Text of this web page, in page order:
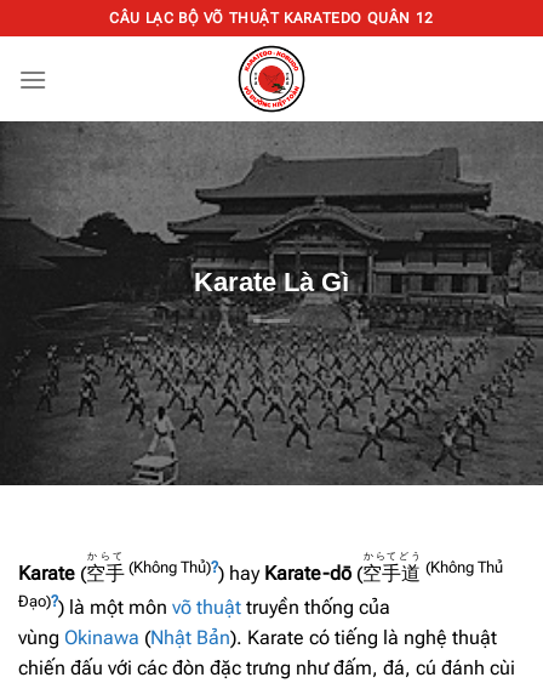
đến
nội
CÂU LẠC BỘ VÕ THUẬT KARATEDO QUÂN 12
Karate Là Gì
Karate (空手
からて
(Không Thủ)?) hay Karate-dō (空手道
からてどう
(Không Thủ
Đạo)?) là một môn võ thuật truyền thống của
vùng Okinawa (Nhật Bản). Karate có tiếng là nghệ thuật
chiến đấu với các đòn đặc trưng như đấm, đá, cú đánh cùi